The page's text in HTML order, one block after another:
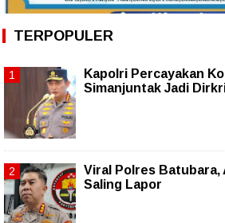
TERPOPULER
Kapolri Percayakan
Simanjuntak Jadi
Viral Polres Batubara,
Saling Lapor